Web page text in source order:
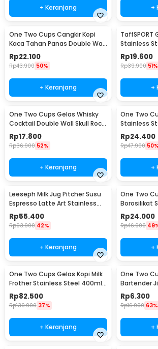
+ Keranjang +
One Two Cups Cangkir Kopi
Kaca Tahan Panas Double Wall
Cup 180ml - DOME240
Rp22.100
Rp43.900 50%
+ Keranjang
TaffSPORT
Stainless
Carabiner
Rp19.600
Rp39.900 51%
+
One Two Cups Gelas Whisky
Cocktail Double Wall Skull Rock
Glass 150ml - SG-02
Rp17.800
Rp36.900 52%
+ Keranjang
One Two
Stainless
Camping
Rp24.400
Rp47.900 50%
+
Leeseph Milk Jug Pitcher Susu
Espresso Latte Art Stainless
Steel 600ml - L-2016
Rp55.400
Rp93.900 42%
+ Keranjang
One Two
Borosilikat
Panas
Rp24.000
Rp46.900
+
One Two Cups Gelas Kopi Milk
Frother Stainless Steel 400ml -
WZ0011
Rp82.500
Rp130.900 37%
+ Keranjang
One Two
Bartender
15ml and
Rp6.300
Rp16.900 63%
+